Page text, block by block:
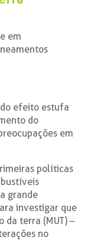
em
do efeito estufa
do
em
políticas
grande
investigar que
da terra (MUT) –
no